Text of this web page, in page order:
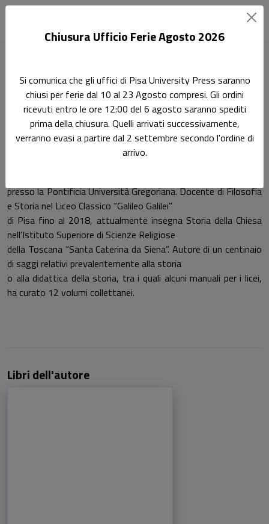
Stefano Sodi
Pagina di Stefano Sodi
presso la Pontificia Università Gregoriana. Docente di Filosofia
e Storia nel Liceo Classico “Galileo Galilei”
di Pisa fino al 2018, attualmente insegna Storia della Chiesa
nell’Istituto Superiore di Scienze Religiose
della Toscana “Santa Caterina da Siena”. Autore di un centinaio
di saggi relativi prevalentemente alla storia
o alla didattica della storia, tra i quali alcuni manuali per i licei,
ha curato 12 volumi collettanei.
Libri dell'autore
Chiusura Ufficio Ferie Agosto 2026
Si comunica che gli uffici di Pisa University Press saranno
chiusi per ferie dal 10 al 23 Agosto compresi. Gli ordini
ricevuti entro le ore 12:00 del 6 agosto saranno spediti
prima della chiusura. Quelli arrivati successivamente,
verranno evasi a partire dal 2 settembre secondo l'ordine di
arrivo.